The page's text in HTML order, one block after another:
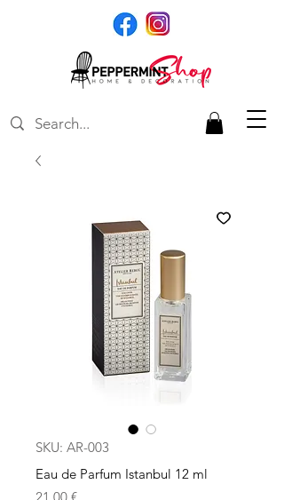
SKU: AR-003
Eau de Parfum Istanbul 12 ml
Precio